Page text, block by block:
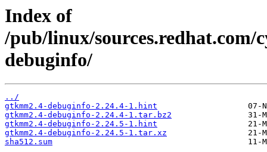
Index of
/pub/linux/sources.redhat.com/
debuginfo/
../
gtkmm2.4-debuginfo-2.24.4-1.hint
gtkmm2.4-debuginfo-2.24.4-1.tar.bz2
gtkmm2.4-debuginfo-2.24.5-1.hint
gtkmm2.4-debuginfo-2.24.5-1.tar.xz
sha512.sum